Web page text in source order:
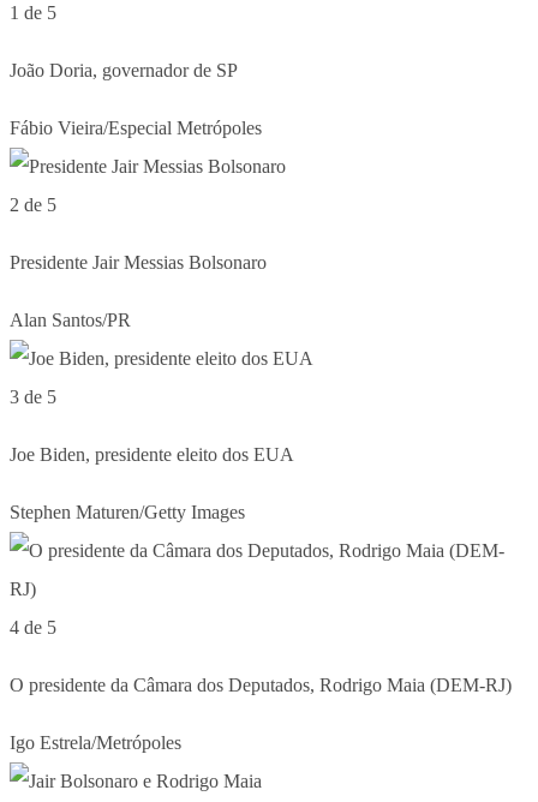
1 de 5
João Doria, governador de SP
Fábio Vieira/Especial Metrópoles
2 de 5
Presidente Jair Messias Bolsonaro
Alan Santos/PR
3 de 5
Joe Biden, presidente eleito dos EUA
Stephen Maturen/Getty Images
4 de 5
O presidente da Câmara dos Deputados, Rodrigo Maia (DEM-RJ)
Igo Estrela/Metrópoles